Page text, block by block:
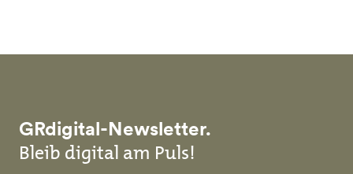
GRdigital-Newsletter.
Bleib digital am Puls!